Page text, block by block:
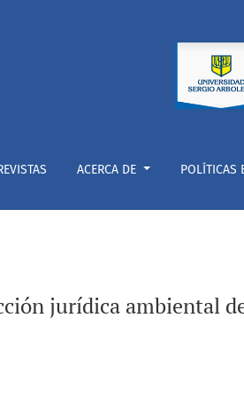
jurídica ambiental del agua para
ACERCA DE POLÍTICAS
El actual es:
jurídica ambiental